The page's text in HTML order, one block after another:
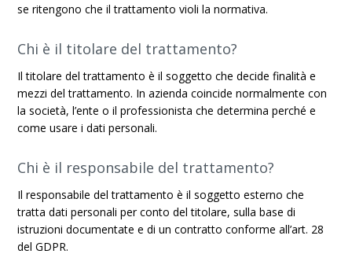
se ritengono che il trattamento violi la normativa.
Chi è il titolare del trattamento?
Il titolare del trattamento è il soggetto che decide finalità e
mezzi del trattamento. In azienda coincide normalmente con
la società, l’ente o il professionista che determina perché e
come usare i dati personali.
Chi è il responsabile del trattamento?
Il responsabile del trattamento è il soggetto esterno che
tratta dati personali per conto del titolare, sulla base di
istruzioni documentate e di un contratto conforme all’art. 28
del GDPR.